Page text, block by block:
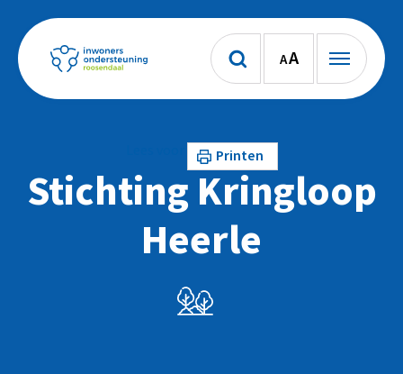
AA
Printen
Stichting Kringloop
Heerle